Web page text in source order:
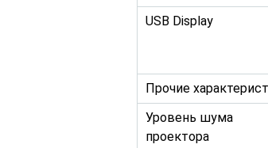
USB Display
Прочие
Уровень шума
проектора